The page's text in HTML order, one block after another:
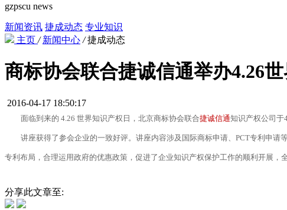
gzpscu news
新闻资讯 捷成动态 专业知识
主页 / 新闻中心 / 捷成动态
商标协会联合捷诚信通举办4.26
2016-04-17 18:50:17
面临到来的 4.26 世界知识产权日，北京商标协会联合捷诚信通知识产权公司于
讲座获得了参会企业的一致好评。讲座内容涉及国际商标申请、PCT专利申
专利布局，合理运用政府的优惠政策，促进了企业知识产权保护工作的顺利开展，
分享此文章至: